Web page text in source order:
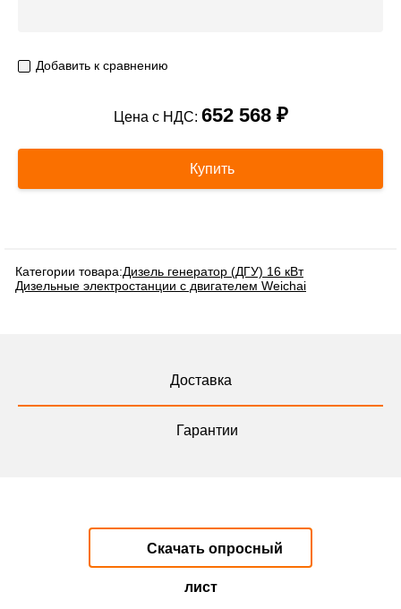
Добавить к сравнению
Цена с НДС: 652 568 ₽
Купить
Категории товара:Дизель генератор (ДГУ) 16 кВт
Дизельные электростанции с двигателем Weichai
Доставка
Гарантии
Скачать опросный
лист